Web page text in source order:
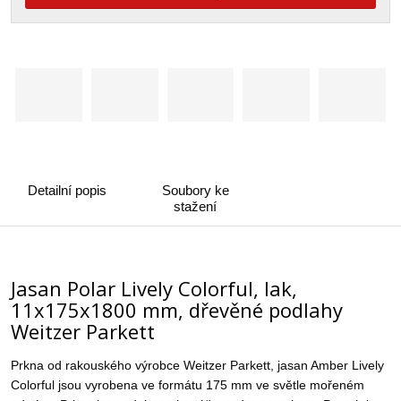
Detailní popis
Soubory ke
stažení
Jasan Polar Lively Colorful, lak,
11x175x1800 mm, dřevěné podlahy
Weitzer Parkett
Prkna od rakouského výrobce Weitzer Parkett, jasan Amber Lively
Colorful jsou vyrobena ve formátu 175 mm ve světle mořeném